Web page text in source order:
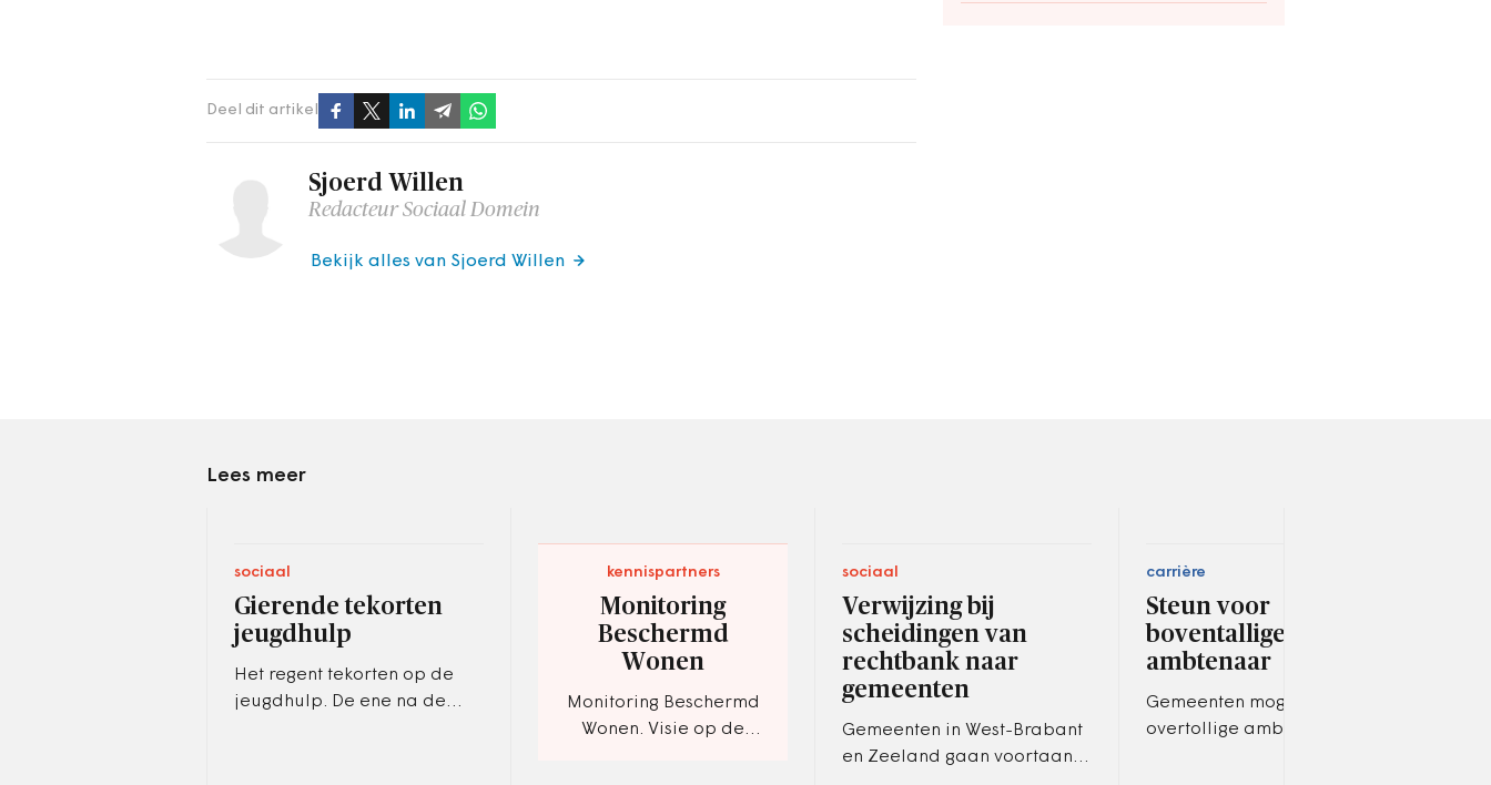
Deel dit artikel
Sjoerd Willen
Redacteur Sociaal Domein
Bekijk alles van Sjoerd Willen
Lees meer
sociaal
Gierende tekorten
jeugdhulp
Het regent tekorten op de
jeugdhulp. De ene na de
kennispartners
Monitoring
Beschermd
Wonen
Monitoring Beschermd
Wonen. Visie op de
sociaal
Verwijzing bij
scheidingen van
rechtbank naar
gemeenten
Gemeenten in West-Brabant
en Zeeland gaan voortaan
carrière
Steun voor
boventallige
ambtenaar
Gemeenten mogen
overtollige ambtenaren niet